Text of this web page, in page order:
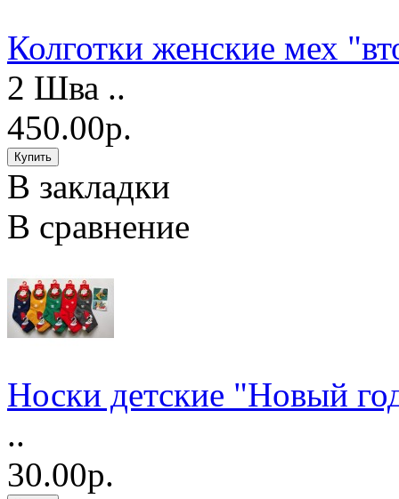
Колготки женские мех
2 Шва ..
450.00р.
В закладки
В сравнение
Носки детские "Новый
..
30.00р.